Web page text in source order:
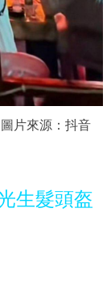
片來源：抖音
生髮頭盔